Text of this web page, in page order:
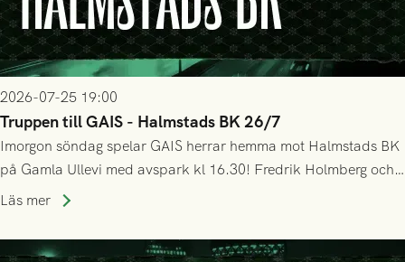
2026-07-25 19:00
Truppen till GAIS - Halmstads BK 26/7
Imorgon söndag spelar GAIS herrar hemma mot Halmstads BK
på Gamla Ullevi med avspark kl 16.30! Fredrik Holmberg och
ledarstaben har tagit ut följande trupp till matchen:
Läs mer